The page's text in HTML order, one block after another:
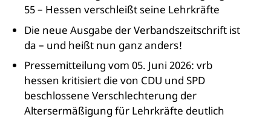
55 – Hessen verschleißt seine Lehrkräfte
Die neue Ausgabe der Verbandszeitschrift ist
da – und heißt nun ganz anders!
Pressemitteilung vom 05. Juni 2026: vrb
hessen kritisiert die von CDU und SPD
beschlossene Verschlechterung der
Altersermäßigung für Lehrkräfte deutlich